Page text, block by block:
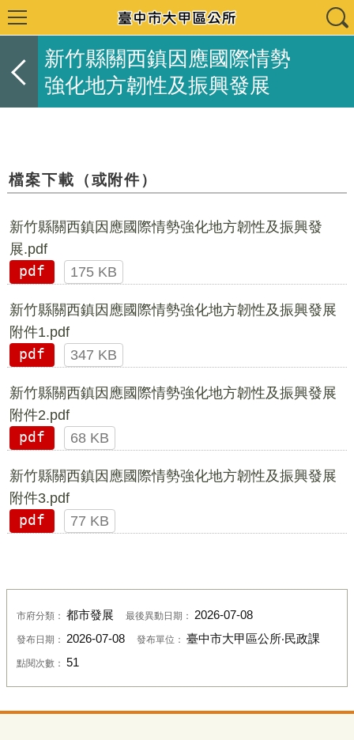
新竹縣關西鎮因應國際情勢
強化地方韌性及振興發展
檔案下載（或附件）
新竹縣關西鎮因應國際情勢強化地方韌性及振興發
展.pdf
pdf
175 KB
新竹縣關西鎮因應國際情勢強化地方韌性及振興發展
附件1.pdf
pdf
347 KB
新竹縣關西鎮因應國際情勢強化地方韌性及振興發展
附件2.pdf
pdf
68 KB
新竹縣關西鎮因應國際情勢強化地方韌性及振興發展
附件3.pdf
pdf
77 KB
市府分類： 都市發展 最後異動日期： 2026-07-08
發布日期： 2026-07-08 發布單位： 臺中市大甲區公所‧民政課
點閱次數： 51